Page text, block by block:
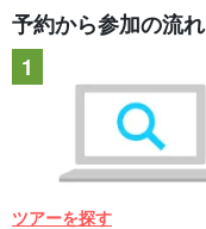
予約から参加の流れ
ツアーを探す